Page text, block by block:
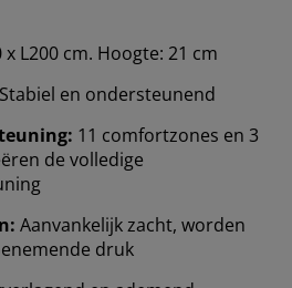
x L200 cm. Hoogte: 21 cm
Stabiel en ondersteunend
11 comfortzones en 3
de volledige
Aanvankelijk zacht, worden
druk